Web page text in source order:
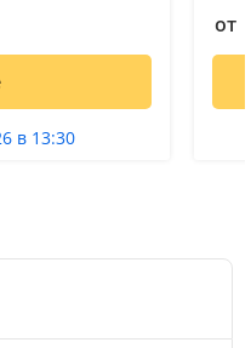
в 13:30
от